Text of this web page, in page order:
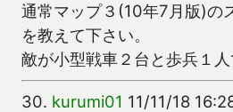
通常マップ３(10年7月版)の
を教えて下さい。
敵が小型戦車２台と歩兵１人
30. kurumi01 11/11/18